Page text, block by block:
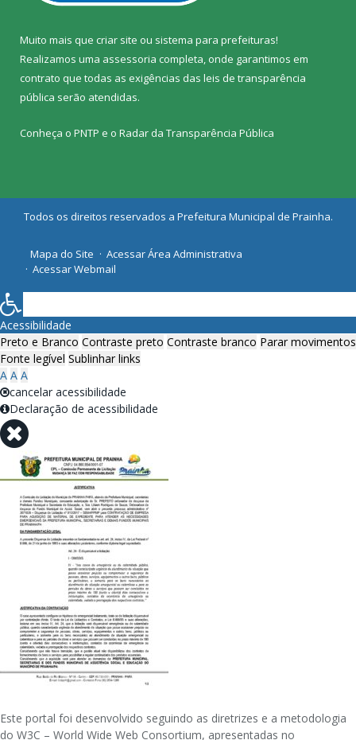
Muito mais que criar site ou sistema para prefeituras!
Realizamos uma assessoria completa, onde garantimos em
contrato que todas as exigências das leis de transparência
pública serão atendidas.
Conheça o PNTP e o Radar da Transparência Pública
Todos os direitos reservados a Prefeitura Municipal de Prainha.
Mapa do Site
Acessar Área Administrativa
Acessar Webmail
Acessibilidade
Preto e Branco Contraste preto Contraste branco Parar movimentos
Fonte legível Sublinhar links
A A A
cancelar acessibilidade
Declaração de acessibilidade
Este portal foi desenvolvido seguindo as diretrizes e a metodologia
do W3C – World Wide Web Consortium, apresentadas no